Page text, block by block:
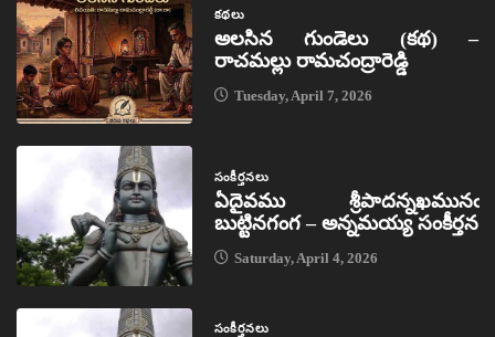
కథలు
అలసిన గుండెలు (కథ) –
రాచమల్లు రామచంద్రారెడ్డి
Tuesday, April 7, 2026
సంకీర్తనలు
ఏదైవము శ్రీపాదన్నఖమునఁ
బుట్టినగంగ – అన్నమయ్య సంకీర్తన
Saturday, April 4, 2026
సంకీర్తనలు